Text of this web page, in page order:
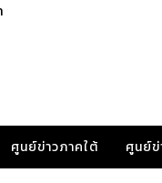
ศูนย์ข่าวภาคใต้ ศูนย์ข่